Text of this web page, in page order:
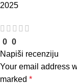
2025
0 0
Napiši recenziju
Your email address
marked *